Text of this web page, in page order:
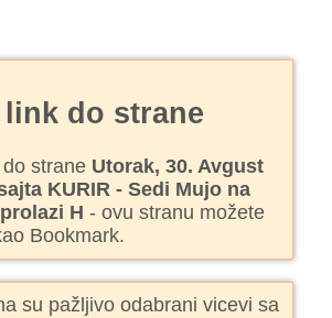
do strane
strane Utorak, 30. Avgust
KURIR - Sedi Mujo na
H - ovu stranu možete
Bookmark.
su pažljivo odabrani vicevi sa